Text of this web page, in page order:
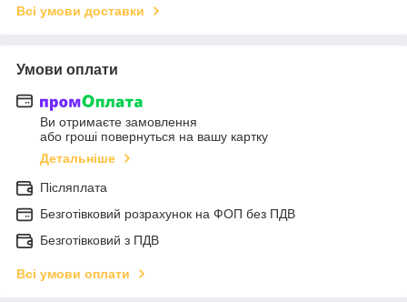
Всі умови доставки
Умови оплати
Ви отримаєте замовлення
або гроші повернуться на вашу картку
Детальніше
Післяплата
Безготівковий розрахунок на ФОП без ПДВ
Безготівковий з ПДВ
Всі умови оплати